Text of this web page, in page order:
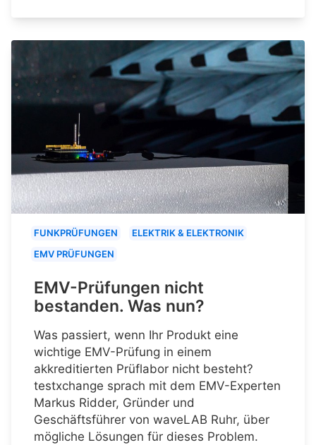
FUNKPRÜFUNGEN
ELEKTRIK & ELEKTRONIK
EMV PRÜFUNGEN
EMV-Prüfungen nicht
bestanden. Was nun?
Was passiert, wenn Ihr Produkt eine
wichtige EMV-Prüfung in einem
akkreditierten Prüflabor nicht besteht?
testxchange sprach mit dem EMV-Experten
Markus Ridder, Gründer und
Geschäftsführer von waveLAB Ruhr, über
mögliche Lösungen für dieses Problem.